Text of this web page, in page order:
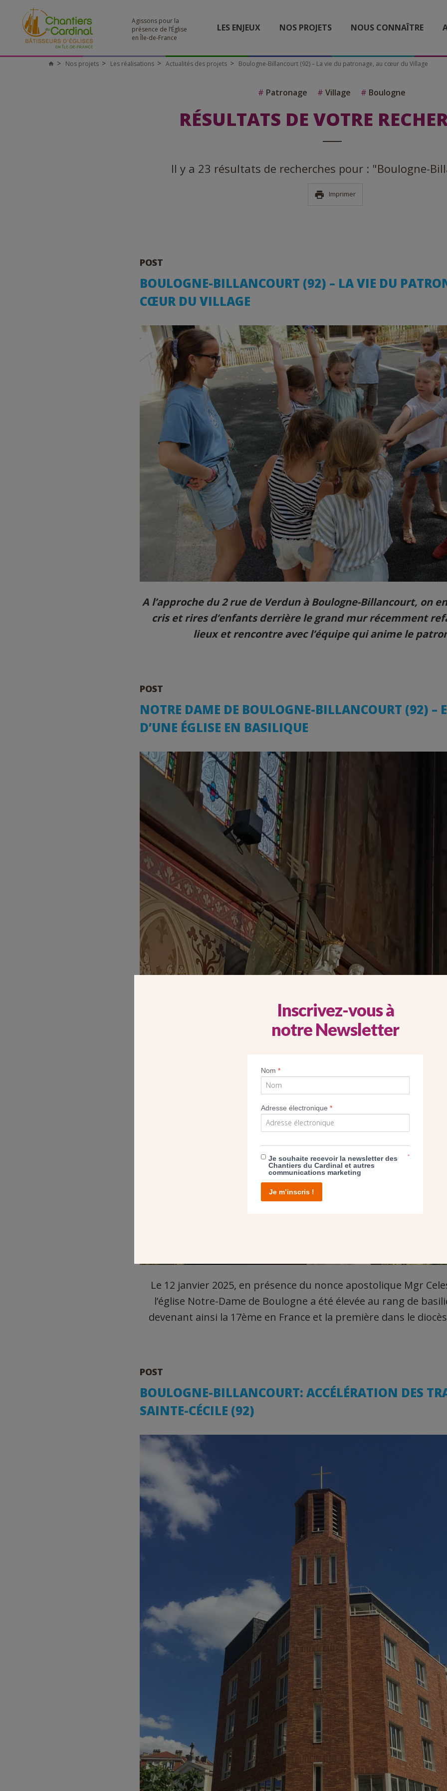
Agissons pour la
présence de l’Église
en Île-de-France
LES ENJEUX NOS PROJETS NOUS CONNAÎTRE
Nos projets Les réalisations Actualités des projets Boulogne-Billancourt (92) – La vie du patronage, au cœur du Village
# Patronage # Village # Boulogne
RÉSULTATS DE VOTRE
Il y a 23 résultats de recherches pour : "Boulogne-
Imprimer
POST
BOULOGNE-BILLANCOURT (92) – LA VIE DU
CŒUR DU VILLAGE
A l’approche du 2 rue de Verdun à Boulogne-Billancourt, on
cris et rires d’enfants derrière le grand mur récemment
lieux et rencontre avec l’équipe qui anime le
POST
NOTRE DAME DE BOULOGNE-BILLANCOURT (92) –
D’UNE ÉGLISE EN BASILIQUE
Le 12 janvier 2025, en présence du nonce apostolique Mgr
l’église Notre-Dame de Boulogne a été élevée au rang de
devenant ainsi la 17ème en France et la première dans le
POST
BOULOGNE-BILLANCOURT: ACCÉLÉRATION DES
SAINTE-CÉCILE (92)
Inscrivez-vous à
notre Newsletter
Nom*
Adresse électronique*
Je souhaite recevoir la newsletter des
Chantiers du Cardinal et autres
communications marketing
*
Je m’inscris !